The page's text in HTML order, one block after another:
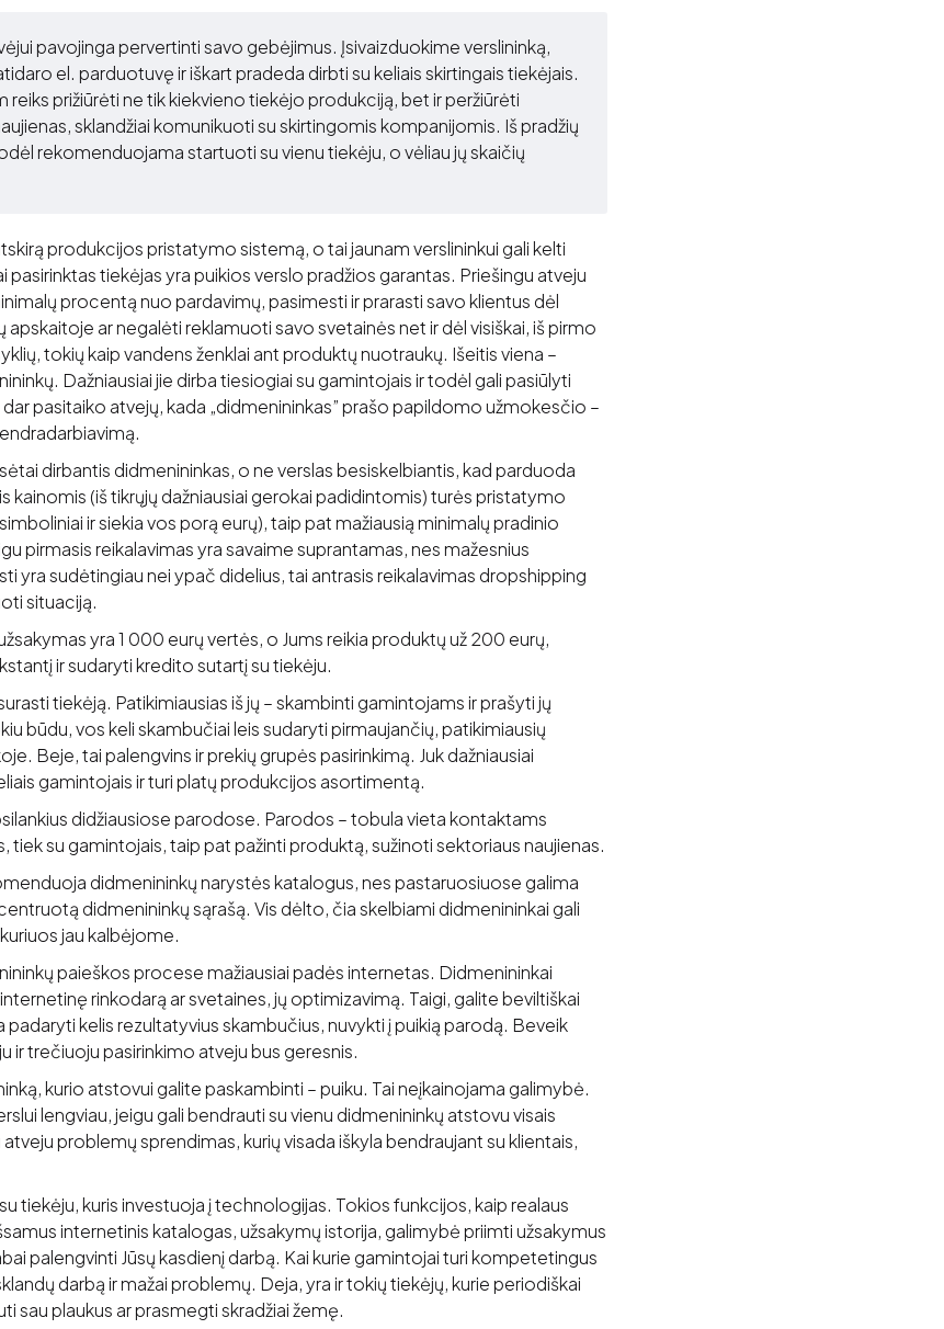
pavojinga pervertinti savo gebėjimus. Įsivaizduokime verslininką,
el. parduotuvę ir iškart pradeda dirbti su keliais skirtingais tiekėjais.
reiks prižiūrėti ne tik kiekvieno tiekėjo produkciją, bet ir peržiūrėti
sklandžiai komunikuoti su skirtingomis kompanijomis. Iš pradžių
rekomenduojama startuoti su vienu tiekėju, o vėliau jų skaičių
produkcijos pristatymo sistemą, o tai jaunam verslininkui gali kelti
pasirinktas tiekėjas yra puikios verslo pradžios garantas. Priešingu atveju
procentą nuo pardavimų, pasimesti ir prarasti savo klientus dėl
apskaitoje ar negalėti reklamuoti savo svetainės net ir dėl visiškai, iš pirmo
tokių kaip vandens ženklai ant produktų nuotraukų. Išeitis viena –
Dažniausiai jie dirba tiesiogiai su gamintojais ir todėl gali pasiūlyti
dar pasitaiko atvejų, kada „didmenininkas” prašo papildomo užmokesčio –
dirbantis didmenininkas, o ne verslas besiskelbiantis, kad parduoda
kainomis (iš tikrųjų dažniausiai gerokai padidintomis) turės pristatymo
ir siekia vos porą eurų), taip pat mažiausią minimalų pradinio
pirmasis reikalavimas yra savaime suprantamas, nes mažesnius
yra sudėtingiau nei ypač didelius, tai antrasis reikalavimas dropshipping
situaciją.
yra 1 000 eurų vertės, o Jums reikia produktų už 200 eurų,
ir sudaryti kredito sutartį su tiekėju.
tiekėją. Patikimiausias iš jų – skambinti gamintojams ir prašyti jų
būdu, vos keli skambučiai leis sudaryti pirmaujančių, patikimiausių
Beje, tai palengvins ir prekių grupės pasirinkimą. Juk dažniausiai
gamintojais ir turi platų produkcijos asortimentą.
didžiausiose parodose. Parodos – tobula vieta kontaktams
tiek su gamintojais, taip pat pažinti produktą, sužinoti sektoriaus naujienas.
didmenininkų narystės katalogus, nes pastaruosiuose galima
didmenininkų sąrašą. Vis dėlto, čia skelbiami didmenininkai gali
jau kalbėjome.
paieškos procese mažiausiai padės internetas. Didmenininkai
rinkodarą ar svetaines, jų optimizavimą. Taigi, galite beviltiškai
padaryti kelis rezultatyvius skambučius, nuvykti į puikią parodą. Beveik
ir trečiuoju pasirinkimo atveju bus geresnis.
kurio atstovui galite paskambinti – puiku. Tai neįkainojama galimybė.
lengviau, jeigu gali bendrauti su vienu didmenininkų atstovu visais
problemų sprendimas, kurių visada iškyla bendraujant su klientais,
tiekėju, kuris investuoja į technologijas. Tokios funkcijos, kaip realaus
internetinis katalogas, užsakymų istorija, galimybė priimti užsakymus
palengvinti Jūsų kasdienį darbą. Kai kurie gamintojai turi kompetetingus
darbą ir mažai problemų. Deja, yra ir tokių tiekėjų, kurie periodiškai
sau plaukus ar prasmegti skradžiai žemę.